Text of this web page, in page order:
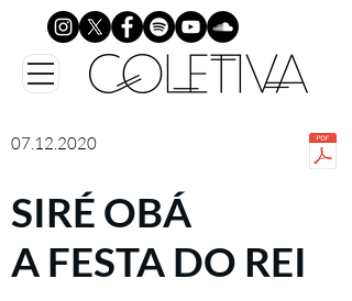
07.12.2020
SIRÉ OBÁ
A FESTA DO REI